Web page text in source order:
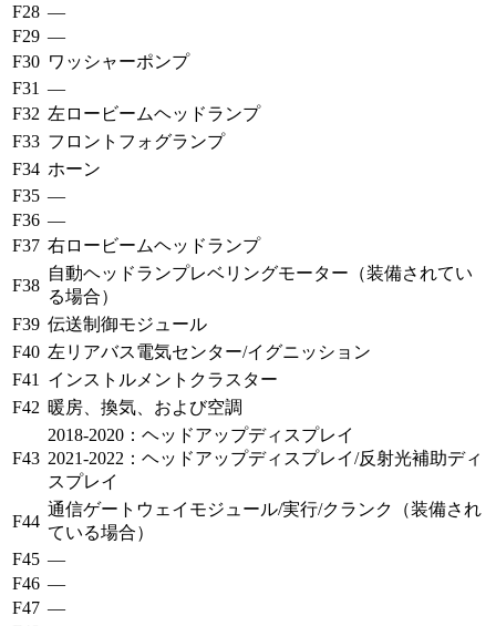
F28 —
F29 —
F30 ワッシャーポンプ
F31 —
F32 左ロービームヘッドランプ
F33 フロントフォグランプ
F34 ホーン
F35 —
F36 —
F37 右ロービームヘッドランプ
F38
自動ヘッドランプレベリングモーター（装備されてい
る場合）
F39 伝送制御モジュール
F40 左リアバス電気センター/イグニッション
F41
インストルメントクラスター
F42 暖房、換気、および空調
F43
2018-2020：ヘッドアップディスプレイ
2021-2022：ヘッドアップディスプレイ/反射光補助ディ
スプレイ
F44
通信ゲートウェイモジュール/実行/クランク（装備され
ている場合）
F45 —
F46 —
F47 —